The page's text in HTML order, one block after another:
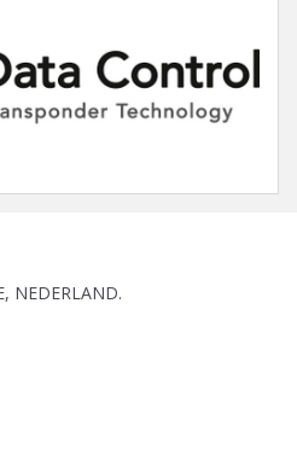
NEDERLAND.